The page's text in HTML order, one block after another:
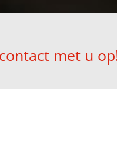
met u